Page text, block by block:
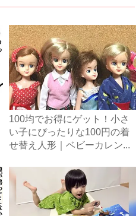
100均でお得にゲット！小さ
い子にぴったりな100円の着
せ替え人形｜ベビーカレン...